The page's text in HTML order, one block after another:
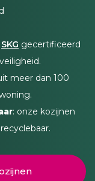
SKG gecertificeerd
meer dan 100
: onze kozijnen